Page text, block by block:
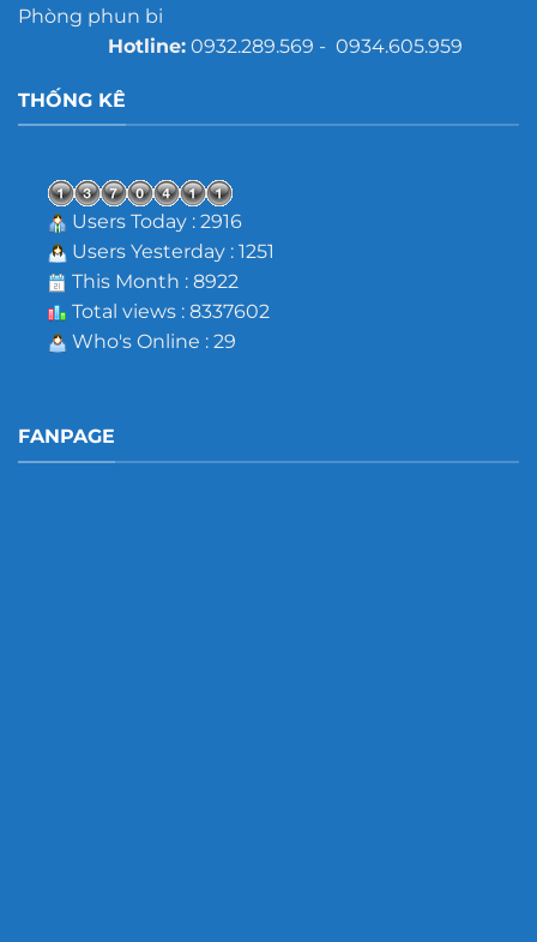
Phòng phun bi
Hotline:0932.289.569 - 0934.605.959
THỐNG KÊ
Users Today : 2916
Users Yesterday : 1251
This Month : 8922
Total views : 8337602
Who's Online : 29
FANPAGE